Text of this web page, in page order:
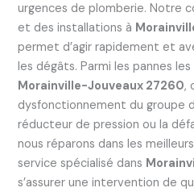
urgences de plomberie. Notre
et des installations à
permet d’agir rapidement et
les dégâts. Parmi les pannes
Morainville-Jouveaux 27260,
dysfonctionnement du groupe
réducteur de pression ou la
nous réparons dans les
service spécialisé dans
s’assurer une intervention de